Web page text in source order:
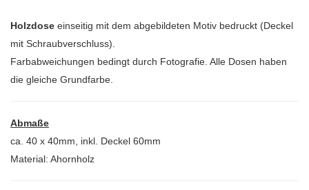
Holzdose einseitig mit dem abgebildeten Motiv bedruckt (Deckel
mit Schraubverschluss).
Farbabweichungen bedingt durch Fotografie. Alle Dosen haben
die gleiche Grundfarbe.
Abmaße
ca. 40 x 40mm, inkl. Deckel 60mm
Material: Ahornholz